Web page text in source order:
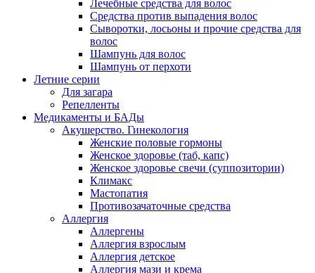
Лечебные средства для волос
Средства против выпадения волос
Сыворотки, лосьоны и прочие средства для
волос
Шампунь для волос
Шампунь от перхоти
Летние серии
Для загара
Репелленты
Медикаменты и БАДы
Акушерство. Гинекология
Женские половые гормоны
Женское здоровье (таб, капс)
Женское здоровье свечи (суппозитории)
Климакс
Мастопатия
Противозачаточные средства
Аллергия
Аллергены
Аллергия взрослым
Аллергия детское
Аллергия мази и крема